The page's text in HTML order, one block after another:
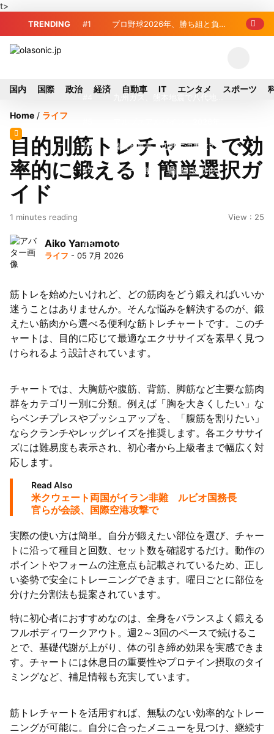
t>
TRENDING #1 プロ野球2026年、勝ち組と負け
由に
月1日付人事異動を発表
#6 榛葉幹事長、辺野古沖事故で
「地元メディアの報道不足」指摘 那覇
#7 ソニー、熊本・菊陽町拠点停
出される ギリシャ発航空機が緊急着陸
#10 2026-27プレシーズンマッチ
国内 国際 政治 経済 自動車 IT エンタメ スポーツ
Home / ライフ
目的別筋トレチャートで効
率的に鍛える！簡単選択ガ
イド
1 minutes reading View : 25
Aiko Yamamoto
ライフ - 05 7月 2026
筋トレを始めたいけれど、どの筋肉をどう鍛えればいいか
迷うことはありませんか。そんな悩みを解決するのが、鍛
えたい筋肉から選べる便利な筋トレチャートです。このチ
ャートは、目的に応じて最適なエクササイズを素早く見つ
けられるよう設計されています。
チャートでは、大胸筋や腹筋、背筋、脚筋など主要な筋肉
群をカテゴリー別に分類。例えば「胸を大きくしたい」な
らベンチプレスやプッシュアップを、「腹筋を割りたい」
ならクランチやレッグレイズを推奨します。各エクササイ
ズには難易度も表示され、初心者から上級者まで幅広く対
応します。
Read Also
米クウェート両国がイラン非難 ルビオ国務長
官らが会談、国際空港攻撃で
実際の使い方は簡単。自分が鍛えたい部位を選び、チャー
トに沿って種目と回数、セット数を確認するだけ。動作の
ポイントやフォームの注意点も記載されているため、正し
い姿勢で安全にトレーニングできます。曜日ごとに部位を
分けた分割法も提案されています。
特に初心者におすすめなのは、全身をバランスよく鍛える
フルボディワークアウト。週2～3回のペースで続けるこ
とで、基礎代謝が上がり、体の引き締め効果を実感できま
す。チャートには休息日の重要性やプロテイン摂取のタイ
ミングなど、補足情報も充実しています。
筋トレチャートを活用すれば、無駄のない効率的なトレー
ニングが可能に。自分に合ったメニューを見つけ、継続す